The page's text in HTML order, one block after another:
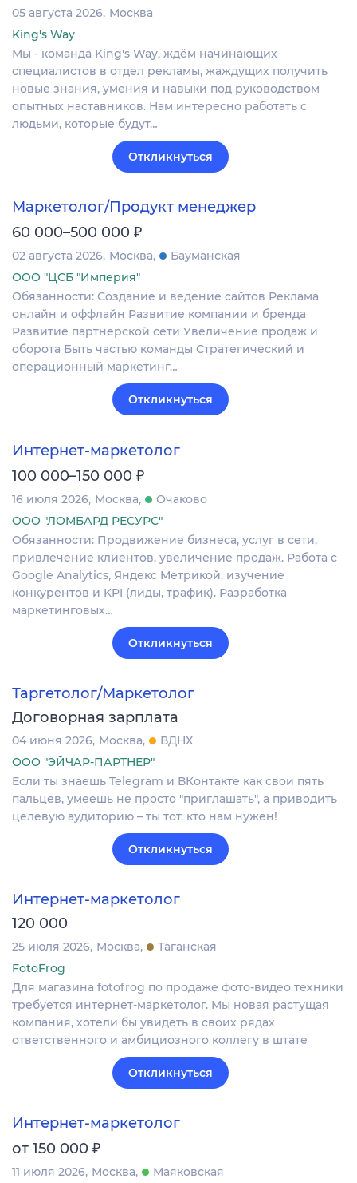
05 августа 2026 Москва
King's Way
Мы - команда King's Way, ждём начинающих
специалистов в отдел рекламы, жаждущих получить
новые знания, умения и навыки под руководством
опытных наставников. Нам интересно работать с
людьми, которые будут…
Откликнуться
Маркетолог/Продукт менеджер
60 000–500 000 ₽
02 августа 2026 Москва
Бауманская
ООО "ЦСБ "Империя"
Обязанности: Создание и ведение сайтов Реклама
онлайн и оффлайн Развитие компании и бренда
Развитие партнерской сети Увеличение продаж и
оборота Быть частью команды Стратегический и
операционный маркетинг…
Откликнуться
Интернет-маркетолог
100 000–150 000 ₽
16 июля 2026 Москва
Очаково
ООО "ЛОМБАРД РЕСУРС"
Обязанности: Продвижение бизнеса, услуг в сети,
привлечение клиентов, увеличение продаж. Работа с
Google Analytics, Яндекс Метрикой, изучение
конкурентов и KPI (лиды, трафик). Разработка
маркетинговых…
Откликнуться
Таргетолог/Маркетолог
Договорная зарплата
04 июня 2026 Москва
ВДНХ
ООО "ЭЙЧАР-ПАРТНЕР"
Если ты знаешь Telegram и ВКонтакте как свои пять
пальцев, умеешь не просто "приглашать", а приводить
целевую аудиторию – ты тот, кто нам нужен!
Откликнуться
Интернет-маркетолог
120 000
25 июля 2026 Москва
Таганская
FotoFrog
Для магазина fotofrog по продаже фото-видео техники
требуется интернет-маркетолог. Мы новая растущая
компания, хотели бы увидеть в своих рядах
ответственного и амбициозного коллегу в штате
Откликнуться
Интернет-маркетолог
от 150 000 ₽
11 июля 2026 Москва
Маяковская